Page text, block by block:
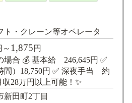
ト・クレーン等オペレータ
～ 1,875円
場合 💰 基本給 246,645円 ✅
間）18,750円 ✅ 深夜手当 約
収28万円以上可能！✨
新田町2丁目